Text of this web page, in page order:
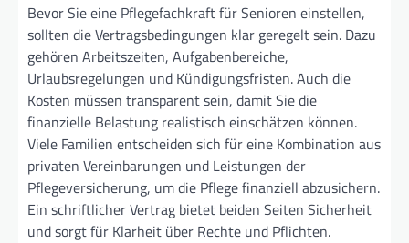
Bevor Sie eine Pflegefachkraft für Senioren einstellen,
sollten die Vertragsbedingungen klar geregelt sein. Dazu
gehören Arbeitszeiten, Aufgabenbereiche,
Urlaubsregelungen und Kündigungsfristen. Auch die
Kosten müssen transparent sein, damit Sie die
finanzielle Belastung realistisch einschätzen können.
Viele Familien entscheiden sich für eine Kombination aus
privaten Vereinbarungen und Leistungen der
Pflegeversicherung, um die Pflege finanziell abzusichern.
Ein schriftlicher Vertrag bietet beiden Seiten Sicherheit
und sorgt für Klarheit über Rechte und Pflichten.